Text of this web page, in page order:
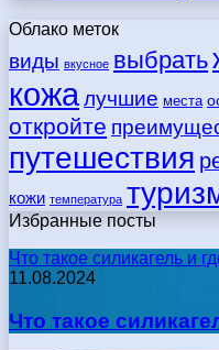
Облако меток
виды вкусное выбрать
кожалучшие места
откройте
путешествия
кожи температура
Избранные посты
Что такое силикагель и
11.08.2024
Что такое